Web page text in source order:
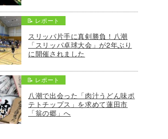
📝 レポート
スリッパ片手に真剣勝負！八潮
「スリッパ卓球大会」が2年ぶり
に開催されました
📝 レポート
八潮で出会った「肉汁うどん味ポ
テトチップス」を求めて蓮田市
「翁の郷」へ